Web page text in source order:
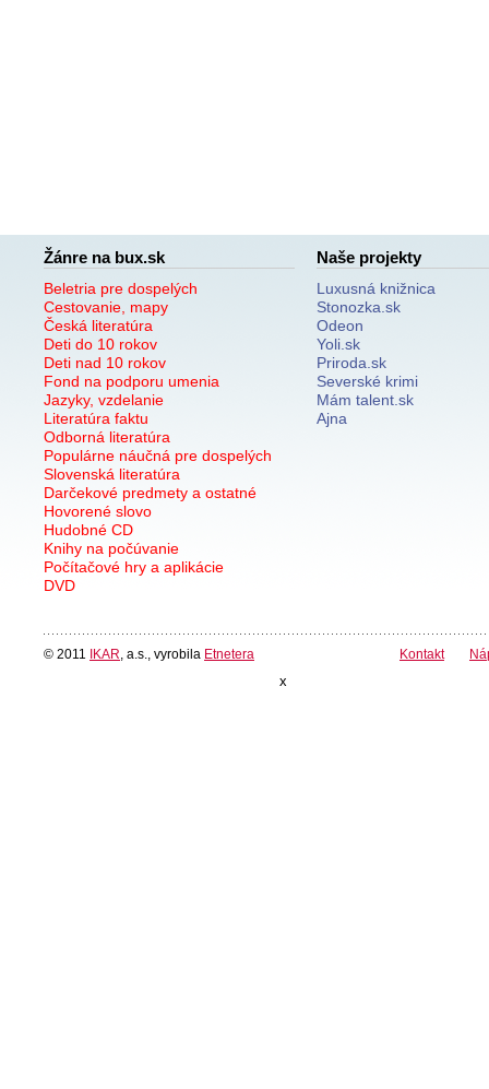
Žánre na bux.sk
Beletria pre dospelých
Cestovanie, mapy
Česká literatúra
Deti do 10 rokov
Deti nad 10 rokov
Fond na podporu umenia
Jazyky, vzdelanie
Literatúra faktu
Odborná literatúra
Populárne náučná pre dospelých
Slovenská literatúra
Darčekové predmety a ostatné
Hovorené slovo
Hudobné CD
Knihy na počúvanie
Počítačové hry a aplikácie
DVD
Naše projekty
Luxusná knižnica
Stonozka.sk
Odeon
Yoli.sk
Priroda.sk
Severské krimi
Mám talent.sk
Ajna
© 2011 IKAR , a.s., vyrobila Etnetera Kontakt
x